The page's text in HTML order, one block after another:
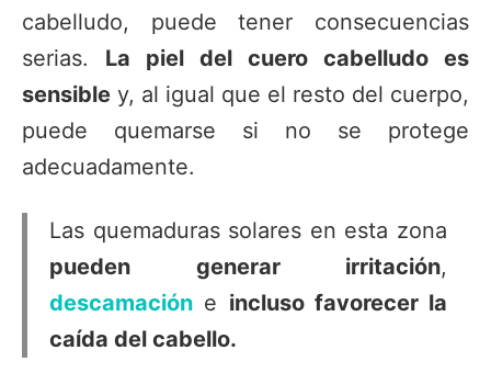
cabelludo, puede tener consecuencias
serias. La piel del cuero cabelludo es
sensible y, al igual que el resto del cuerpo,
puede quemarse si no se protege
adecuadamente.
Las quemaduras solares en esta zona
pueden generar irritación,
descamación e incluso favorecer la
caída del cabello.